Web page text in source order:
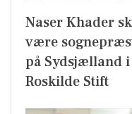
Naser Khader
være
på Sydsjælland i
Roskilde Stift